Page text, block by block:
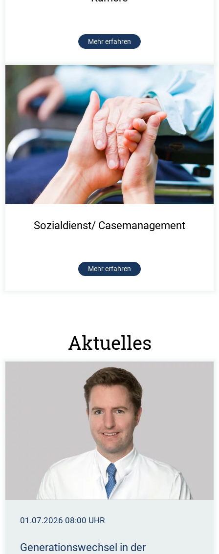
Mehr erfahren
Sozialdienst/ Casemanagement
Mehr erfahren
Aktuelles
01.07.2026 08:00 UHR
Generationswechsel in der